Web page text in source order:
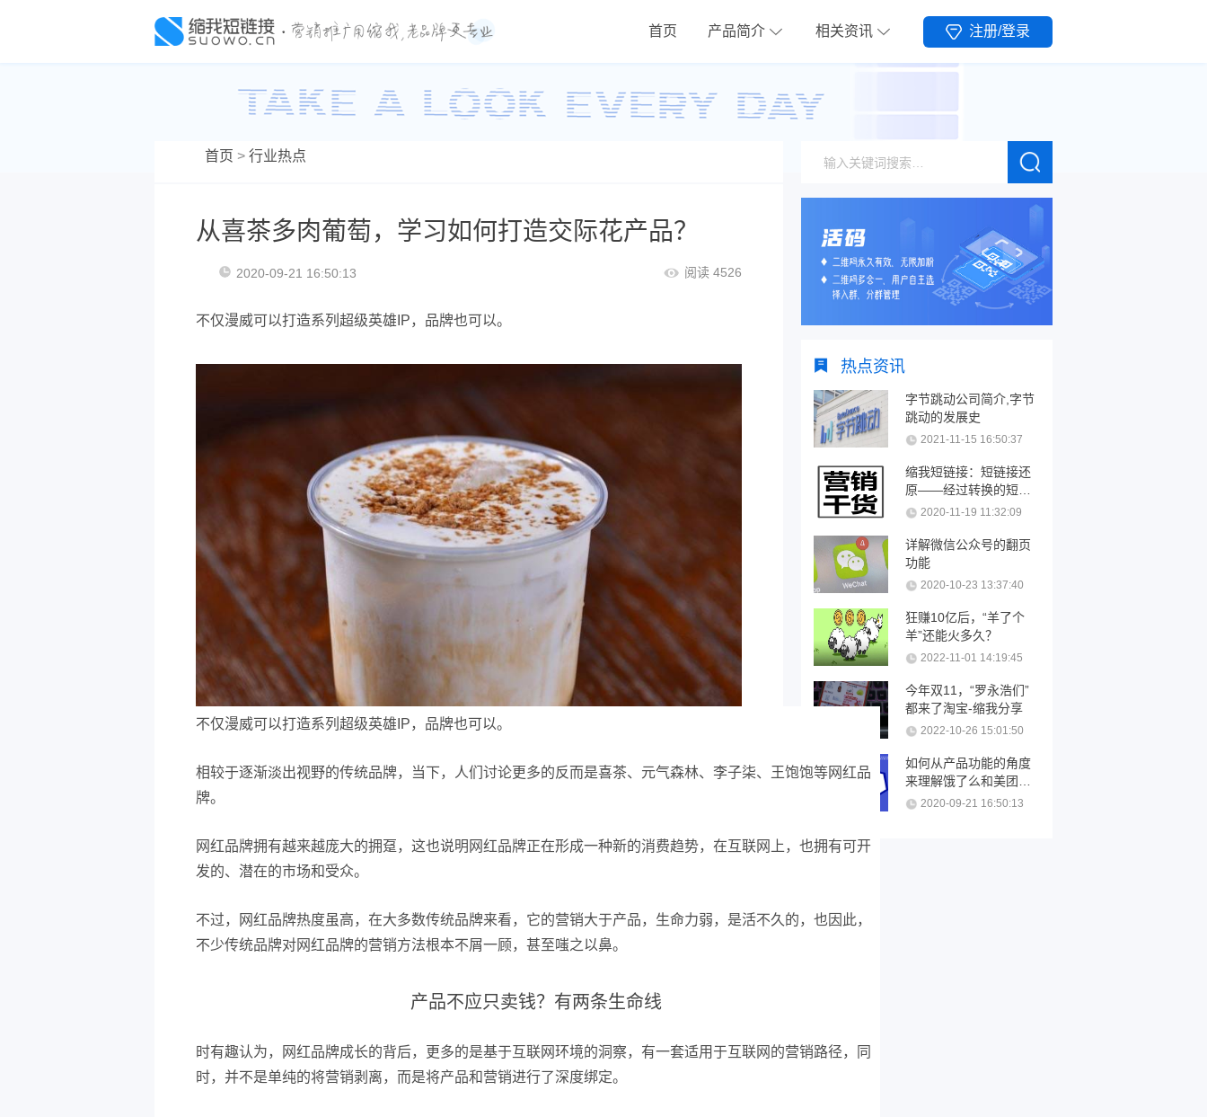
首页 产品简介 相关资讯 注册/登录
首页 > 行业热点
从喜茶多肉葡萄，学习如何打造交际花产品？
2020-09-21 16:50:13 阅读 4526
不仅漫威可以打造系列超级英雄IP，品牌也可以。
不仅漫威可以打造系列超级英雄IP，品牌也可以。
相较于逐渐淡出视野的传统品牌，当下，人们讨论更多的反而是喜茶、元气森林、李子柒、王饱饱等网红品
牌。
网红品牌拥有越来越庞大的拥趸，这也说明网红品牌正在形成一种新的消费趋势，在互联网上，也拥有可开
发的、潜在的市场和受众。
不过，网红品牌热度虽高，在大多数传统品牌来看，它的营销大于产品，生命力弱，是活不久的，也因此，
不少传统品牌对网红品牌的营销方法根本不屑一顾，甚至嗤之以鼻。
产品不应只卖钱？有两条生命线
时有趣认为，网红品牌成长的背后，更多的是基于互联网环境的洞察，有一套适用于互联网的营销路径，同
时，并不是单纯的将营销剥离，而是将产品和营销进行了深度绑定。
热点资讯
字节跳动公司简介,字节
跳动的发展史
2021-11-15 16:50:37
缩我短链接：短链接还
原——经过转换的短链
接可以还原吗？
2020-11-19 11:32:09
详解微信公众号的翻页
功能
2020-10-23 13:37:40
狂赚10亿后，“羊了个
羊”还能火多久？
2022-11-01 14:19:45
今年双11，“罗永浩们”
都来了淘宝-缩我分享
2022-10-26 15:01:50
如何从产品功能的角度
来理解饿了么和美团优
化 2020-09-21 16:50:13